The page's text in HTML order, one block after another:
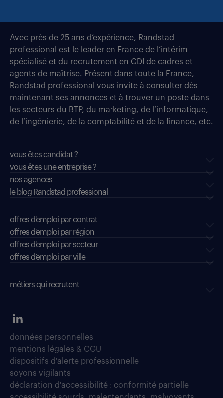
Avec près de 25 ans d’expérience, Randstad
professional est le leader en France de l’intérim
spécialisé et du recrutement en CDI de cadres et
agents de maîtrise. Présent dans toute la France,
Randstad professional vous invite à consulter dès
maintenant ses annonces et à trouver un poste dans
les secteurs du BTP, du marketing, de l’informatique,
de l’ingénierie, de la comptabilité et de la finance, etc.
vous êtes candidat ?
vous êtes une entreprise ?
nos agences
le blog Randstad professional
offres d'emploi par contrat
offres d'emploi par région
offres d'emploi par secteur
offres d’emploi par ville
métiers qui recrutent
données personnelles
mentions légales & CGU
dispositifs d'alerte professionnelle
soyons vigilants
déclaration d'accessibilité : conformité partielle